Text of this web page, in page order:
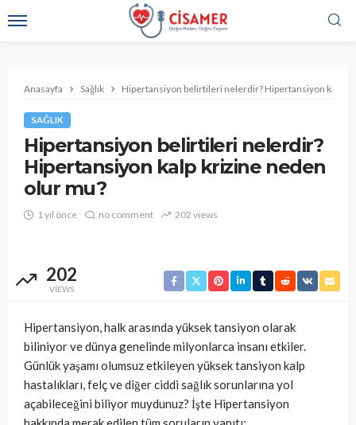
Anasayfa Sağlık Hipertansiyon belirtileri nelerdir? Hipertansiyon kalp
SAĞLIK
Hipertansiyon belirtileri nelerdir?
Hipertansiyon kalp krizine neden
olur mu?
1 yıl önce no comment 202 views
202
VIEWS
Hipertansiyon, halk arasında yüksek tansiyon olarak
biliniyor ve dünya genelinde milyonlarca insanı etkiler.
Günlük yaşamı olumsuz etkileyen yüksek tansiyon kalp
hastalıkları, felç ve diğer ciddi sağlık sorunlarına yol
açabileceğini biliyor muydunuz? İşte Hipertansiyon